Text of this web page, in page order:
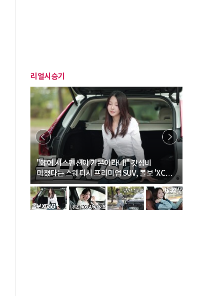
리얼시승기
"에어 서스펜션이 기본이라니!" 갓성비
미쳤다는 스웨디시 프리미엄 SUV, 볼보 'XC60
B5 울트라'